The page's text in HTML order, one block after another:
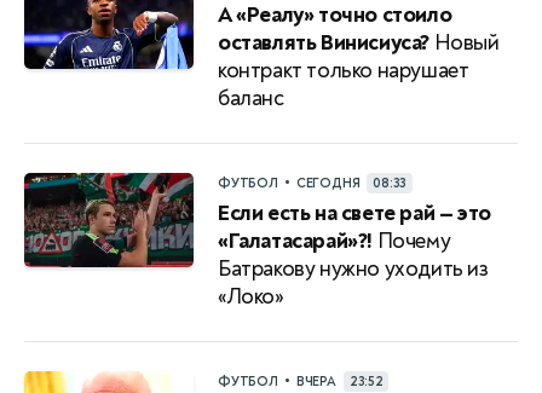
А «Реалу» точно стоило
оставлять Винисиуса? Новый
контракт только нарушает
баланс
ФУТБОЛ • СЕГОДНЯ 08:33
Если есть на свете рай — это
«Галатасарай»?! Почему
Батракову нужно уходить из
«Локо»
ФУТБОЛ • ВЧЕРА 23:52